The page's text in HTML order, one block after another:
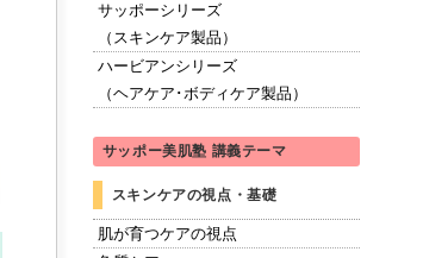
サッポーシリーズ
（スキンケア製品）
ハービアンシリーズ
（ヘアケア･ボディケア製品）
サッポー美肌塾 講義テーマ
スキンケアの視点・基礎
肌が育つケアの視点